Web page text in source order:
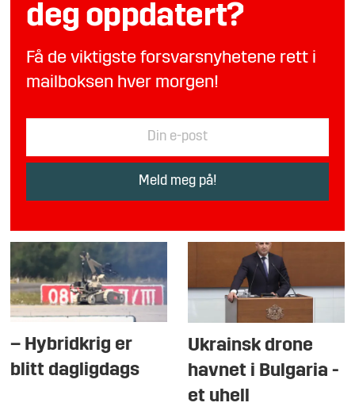
deg oppdatert?
Få de viktigste forsvarsnyhetene rett i
mailboksen hver morgen!
– Hybridkrig er
blitt dagligdags
Ukrainsk drone
havnet i Bulgaria -
et uhell